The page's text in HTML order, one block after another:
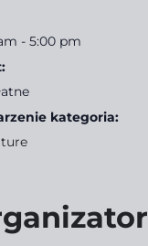
- 5:00 pm
kategoria: